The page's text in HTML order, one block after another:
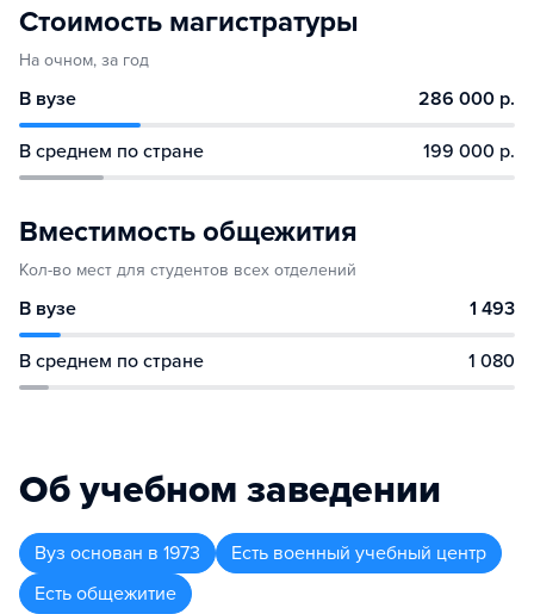
Стоимость магистратуры
На очном, за год
В вузе 286 000 р.
В среднем по стране 199 000 р.
Вместимость общежития
Кол-во мест для студентов всех отделений
В вузе 1 493
В среднем по стране 1 080
Об учебном заведении
Вуз основан в 1973
Есть военный учебный центр
Есть общежитие